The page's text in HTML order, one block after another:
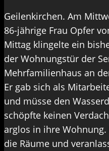
Geilenkirchen. Am
86-jährige Frau Opfer
Mittag klingelte ein
der Wohnungstür der
Mehrfamilienhaus an
Er gab sich als
und müsse den
schöpfte keinen
arglos in ihre
die Räume und